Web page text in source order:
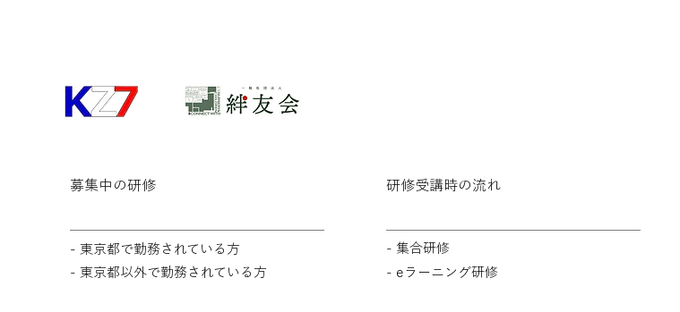
​募集中の研修
- 東京都で勤務されている方
- 東京都以外で勤務されている方
研修受講時の流れ
- 集合研修
- eラーニング研修